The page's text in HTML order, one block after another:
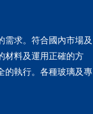
需求。符合國內市場及
材料及運用正確的方
的執行。各種玻璃及專